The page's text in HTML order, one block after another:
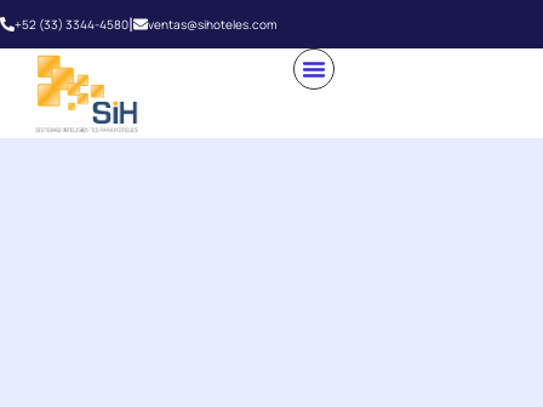
+52 (33) 3344-4580| ventas@sihoteles.com